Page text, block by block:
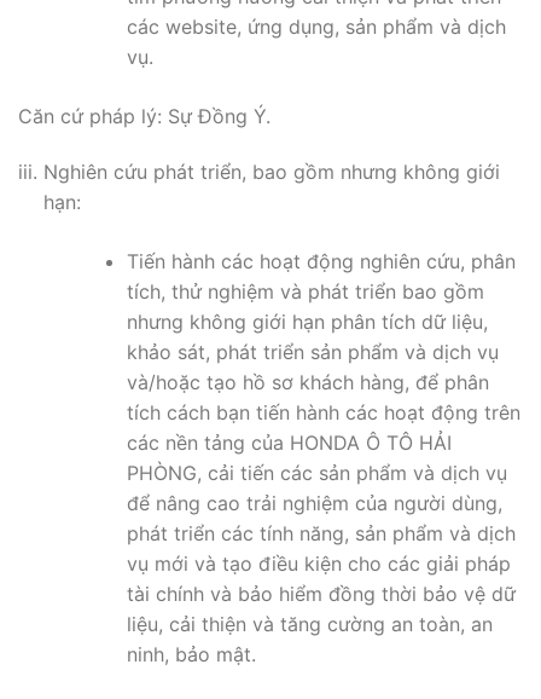
các website, ứng dụng, sản phẩm và dịch
vụ.
Căn cứ pháp lý: Sự Đồng Ý.
Nghiên cứu phát triển, bao gồm nhưng không giới
hạn:
Tiến hành các hoạt động nghiên cứu, phân
tích, thử nghiệm và phát triển bao gồm
nhưng không giới hạn phân tích dữ liệu,
khảo sát, phát triển sản phẩm và dịch vụ
và/hoặc tạo hồ sơ khách hàng, để phân
tích cách bạn tiến hành các hoạt động trên
các nền tảng của HONDA Ô TÔ HẢI
PHÒNG, cải tiến các sản phẩm và dịch vụ
để nâng cao trải nghiệm của người dùng,
phát triển các tính năng, sản phẩm và dịch
vụ mới và tạo điều kiện cho các giải pháp
tài chính và bảo hiểm đồng thời bảo vệ dữ
liệu, cải thiện và tăng cường an toàn, an
ninh, bảo mật.